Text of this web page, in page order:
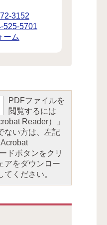
3152
525-5701
ーム
PDFファイルを
閲覧するには
Reader）」
ない方は、左記
ドボタンをクリ
アをダウンロー
てください。